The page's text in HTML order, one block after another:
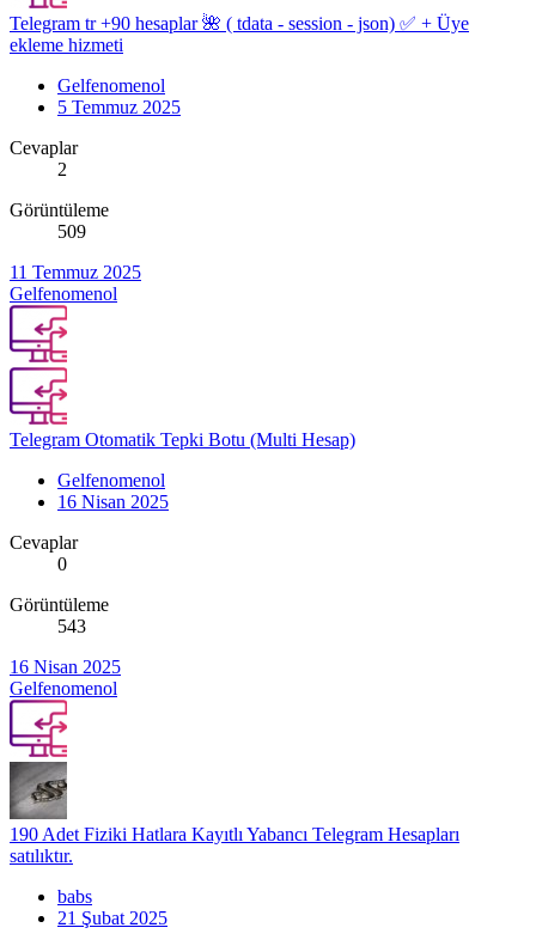
Telegram tr +90 hesaplar 🌺 ( tdata - session - json) ✅ + Üye
ekleme hizmeti
Gelfenomenol
5 Temmuz 2025
Cevaplar
2
Görüntüleme
509
11 Temmuz 2025
Gelfenomenol
Telegram Otomatik Tepki Botu (Multi Hesap)
Gelfenomenol
16 Nisan 2025
Cevaplar
0
Görüntüleme
543
16 Nisan 2025
Gelfenomenol
190 Adet Fiziki Hatlara Kayıtlı Yabancı Telegram Hesapları
satılıktır.
babs
21 Şubat 2025